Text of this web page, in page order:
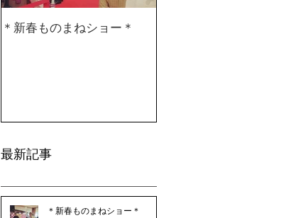
＊新春ものまねショー＊
最新記事
＊新春ものまねショー＊